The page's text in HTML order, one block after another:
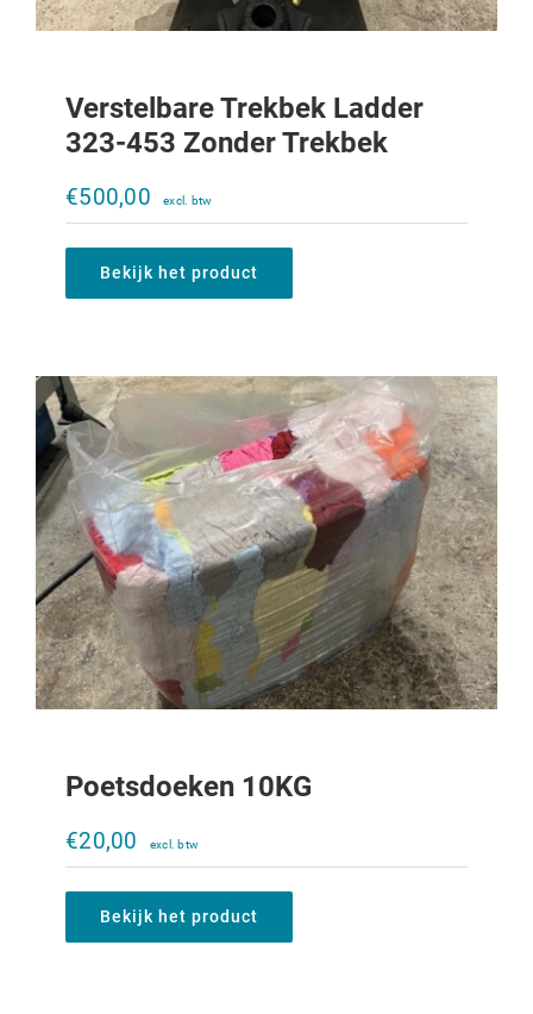
Verstelbare Trekbek Ladder
323-453 Zonder Trekbek
€500,00
Bekijk het product
€20,00
Poetsdoeken 10KG
€20,00
Bekijk het product
Gemodificeerde Hydrauliek motor
€200,00